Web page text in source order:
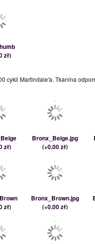
zł)
cykli Martindale'a. Tkanina
zł)
Bronx_Beige.jpg
(+0,00 zł)
zł)
Bronx_Brown.jpg
(+0,00 zł)